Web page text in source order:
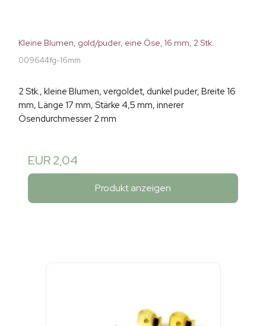
Kleine Blumen, gold/puder, eine Öse, 16 mm, 2 Stk.
009644fg-16mm
2 Stk., kleine Blumen, vergoldet, dunkel puder, Breite 16
mm, Länge 17 mm, Stärke 4,5 mm, innerer
Ösendurchmesser 2 mm
EUR 2,04
Produkt anzeigen